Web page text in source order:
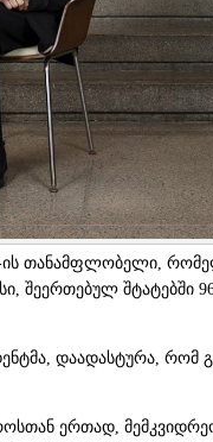
ის თანამფლობელი,
შეერთებულ შტატებში
დაადასტურა, რომ
ერთად,